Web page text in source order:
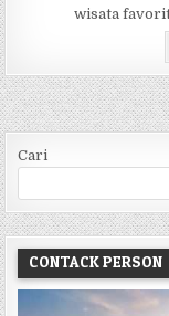
wisata
Cari
CONTACK PERSON